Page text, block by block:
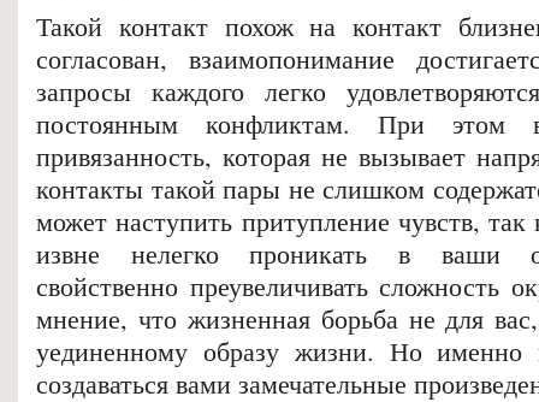
Такой контакт похож на контакт
согласован, взаимопонимание
запросы каждого легко
постоянным конфликтам. При этом
привязанность, которая не вызывает
контакты такой пары не слишком
может наступить притупление чувств,
извне нелегко проникать в ваши
свойственно преувеличивать сложность
мнение, что жизненная борьба не для
уединенному образу жизни. Но именно
создаваться вами замечательные